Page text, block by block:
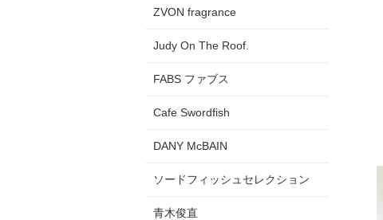
ZVON fragrance
Judy On The Roof.
FABS ファブス
Cafe Swordfish
DANY McBAIN
ソードフィッシュセレクション
青木俊直